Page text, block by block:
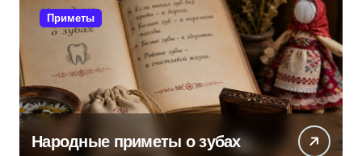
Приметы
Народные приметы о зубах